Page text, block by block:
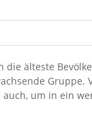
älteste
Gruppe.
um in ein